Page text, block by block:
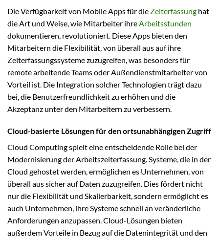
Die Verfügbarkeit von Mobile Apps für die Zeiterfassung hat
die Art und Weise, wie Mitarbeiter ihre Arbeitsstunden
dokumentieren, revolutioniert. Diese Apps bieten den
Mitarbeitern die Flexibilität, von überall aus auf ihre
Zeiterfassungssysteme zuzugreifen, was besonders für
remote arbeitende Teams oder Außendienstmitarbeiter von
Vorteil ist. Die Integration solcher Technologien trägt dazu
bei, die Benutzerfreundlichkeit zu erhöhen und die
Akzeptanz unter den Mitarbeitern zu verbessern.
Cloud-basierte Lösungen für den ortsunabhängigen Zugriff
Cloud Computing spielt eine entscheidende Rolle bei der
Modernisierung der Arbeitszeiterfassung. Systeme, die in der
Cloud gehostet werden, ermöglichen es Unternehmen, von
überall aus sicher auf Daten zuzugreifen. Dies fördert nicht
nur die Flexibilität und Skalierbarkeit, sondern ermöglicht es
auch Unternehmen, ihre Systeme schnell an veränderliche
Anforderungen anzupassen. Cloud-Lösungen bieten
außerdem Vorteile in Bezug auf die Datenintegrität und den